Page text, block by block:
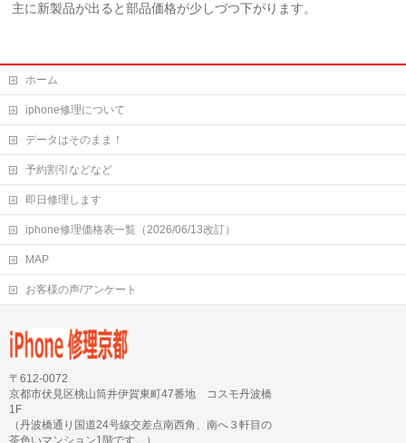
主に新製品が出ると部品価格が少しづつ下がります。
ホーム
iphone修理について
データはそのまま！
予約割引などなど
即日修理します
iphone修理価格表一覧（2026/06/13改訂）
MAP
お客様の声/アンケート
〒612-0072
京都市伏見区桃山筒井伊賀東町47番地 コスモ丹波橋
1F
（丹波橋通り国道24号線交差点南西角、南へ３軒目の